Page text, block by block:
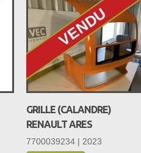
VENDU
GRILLE (CALANDRE)
RENAULT ARES
7700039234 | 2023